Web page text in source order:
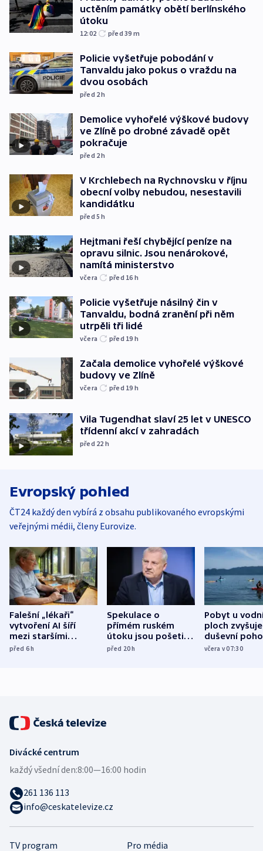
uctěním památky obětí berlínského
útoku
12:02 před 39 m
Policie vyšetřuje pobodání v
Tanvaldu jako pokus o vraždu na
dvou osobách
před 2h
Demolice vyhořelé výškové budovy
ve Zlíně po drobné závadě opět
pokračuje
před 2h
V Krchlebech na Rychnovsku v říjnu
obecní volby nebudou, nesestavili
kandidátku
před 5h
Hejtmani řeší chybějící peníze na
opravu silnic. Jsou nenárokové,
namítá ministerstvo
včera před 16 h
Policie vyšetřuje násilný čin v
Tanvaldu, bodná zranění při něm
utrpěli tři lidé
včera před 19 h
Začala demolice vyhořelé výškové
budovy ve Zlíně
včera před 19 h
Vila Tugendhat slaví 25 let v UNESCO
třídenní akcí v zahradách
před 22 h
Evropský pohled
ČT24 každý den vybírá z obsahu publikovaného evropskými
veřejnými médii, členy Eurovize.
Falešní „lékaři“
vytvoření AI šíří
mezi staršími
Poláky nebezpečné
před 6h
Spekulace o
přímém ruském
útoku jsou pošetilé,
míní estonský
před 20h
Pobyt u
ploch zvyšuje
duševní
ukázala
včera v 07:30
TV program Pro média
Divácké centrum
každý všední den:8:00—16:00 hodin
261 136 113
info@ceskatelevize.cz